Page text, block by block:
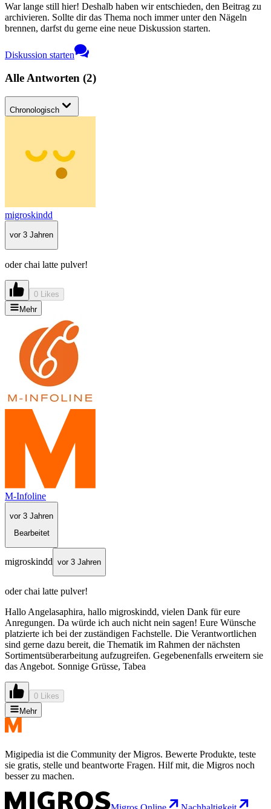
War lange still hier! Deshalb haben wir entschieden, den Beitrag zu
archivieren. Sollte dir das Thema noch immer unter den Nägeln
brennen, darfst du gerne eine neue Diskussion starten.
Diskussion starten
Alle Antworten (2)
Chronologisch
migroskindd
vor 3 Jahren
oder chai latte pulver!
0 Likes
Mehr
M-Infoline
vor 3 Jahren
Bearbeitet
migroskindd vor 3 Jahren
oder chai latte pulver!
Hallo Angelasaphira, hallo migroskindd, vielen Dank für eure
Anregungen. Da würde ich auch nicht nein sagen! Eure Wünsche
platzierte ich bei der zuständigen Fachstelle. Die Verantwortlichen
sind gerne dazu bereit, die Thematik im Rahmen der nächsten
Sortimentsüberarbeitung aufzugreifen. Gegebenenfalls erweitern sie
das Angebot. Sonnige Grüsse, Tabea
0 Likes
Mehr
Migipedia ist die Community der Migros. Bewerte Produkte, teste
sie gratis, stelle und beantworte Fragen. Hilf mit, die Migros noch
besser zu machen.